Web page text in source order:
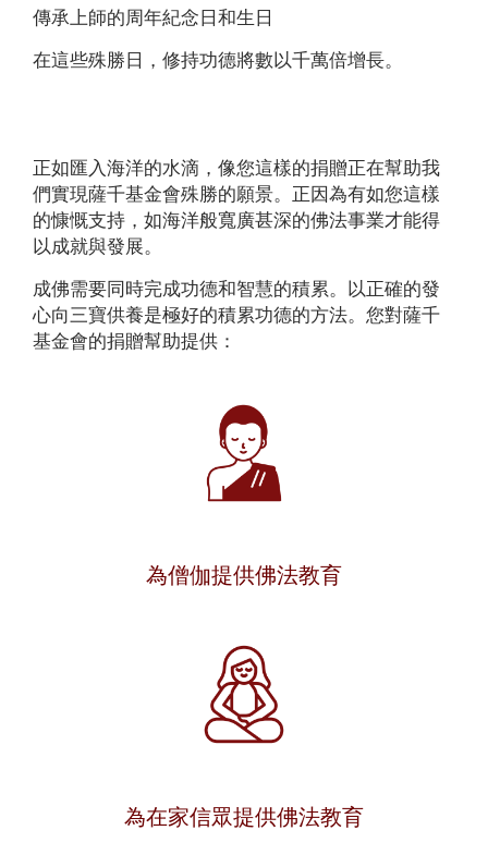
傳承上師的周年紀念日和生日
在這些殊勝日，修持功德將數以千萬倍增長。
正如匯入海洋的水滴，像您這樣的捐贈正在幫助我
們實現薩千基金會殊勝的願景。正因為有如您這樣
的慷慨支持，如海洋般寬廣甚深的佛法事業才能得
以成就與發展。
成佛需要同時完成功德和智慧的積累。以正確的發
心向三寶供養是極好的積累功德的方法。您對薩千
基金會的捐贈幫助提供：
為僧伽提供佛法教育
為在家信眾提供佛法教育